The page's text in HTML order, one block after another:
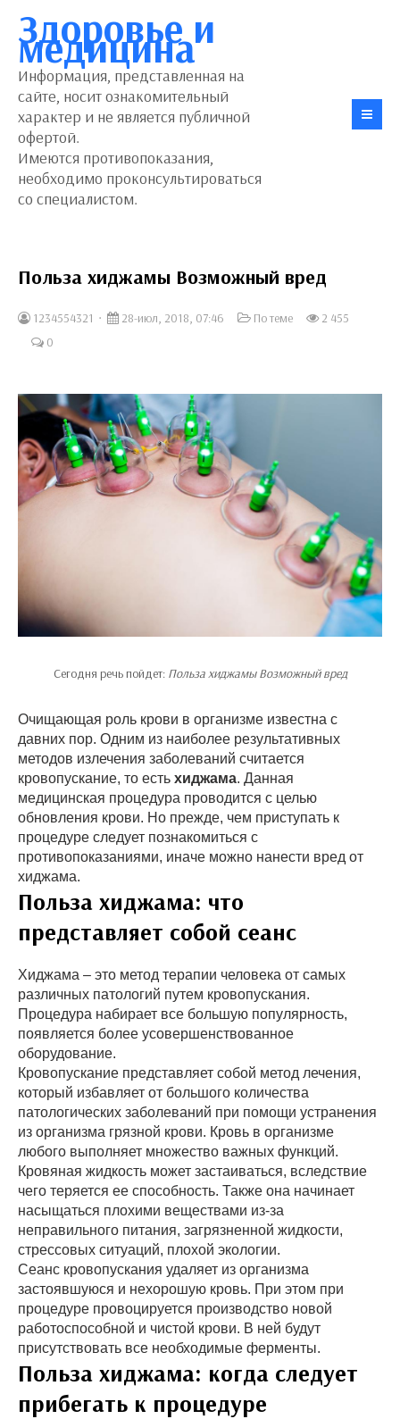
Здоровье и
медицина
Информация, представленная на
сайте, носит ознакомительный
характер и не является публичной
офертой.
Имеются противопоказания,
необходимо проконсультироваться
со специалистом.
Польза хиджамы Возможный вред
1234554321 28-июл, 2018, 07:46 По теме
2 455
0
Сегодня речь пойдет: Польза хиджамы Возможный вред
Очищающая роль крови в организме известна с
давних пор. Одним из наиболее результативных
методов излечения заболеваний считается
кровопускание, то есть хиджама. Данная
медицинская процедура проводится с целью
обновления крови. Но прежде, чем приступать к
процедуре следует познакомиться с
противопоказаниями, иначе можно нанести вред от
хиджама.
Польза хиджама: что
представляет собой сеанс
Хиджама – это метод терапии человека от самых
различных патологий путем кровопускания.
Процедура набирает все большую популярность,
появляется более усовершенствованное
оборудование.
Кровопускание представляет собой метод лечения,
который избавляет от большого количества
патологических заболеваний при помощи устранения
из организма грязной крови. Кровь в организме
любого выполняет множество важных функций.
Кровяная жидкость может застаиваться, вследствие
чего теряется ее способность. Также она начинает
насыщаться плохими веществами из-за
неправильного питания, загрязненной жидкости,
стрессовых ситуаций, плохой экологии.
Сеанс кровопускания удаляет из организма
застоявшуюся и нехорошую кровь. При этом при
процедуре провоцируется производство новой
работоспособной и чистой крови. В ней будут
присутствовать все необходимые ферменты.
Польза хиджама: когда следует
прибегать к процедуре